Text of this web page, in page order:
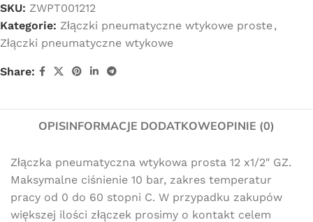
SKU: ZWPT001212
Kategorie: Złączki pneumatyczne wtykowe proste,
Złączki pneumatyczne wtykowe
Share:
OPISINFORMACJE DODATKOWEOPINIE (0)
Złączka pneumatyczna wtykowa prosta 12 x1/2″ GZ.
Maksymalne ciśnienie 10 bar, zakres temperatur
pracy od 0 do 60 stopni C. W przypadku zakupów
większej ilości złączek prosimy o kontakt celem